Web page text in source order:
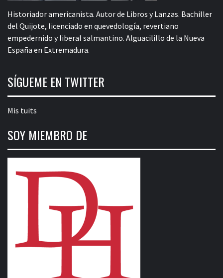
Historiador americanista. Autor de Libros y Lanzas. Bachiller
del Quijote, licenciado en quevedología, revertiano
empedernido y liberal salmantino. Alguacilillo de la Nueva
España en Extremadura.
SÍGUEME EN TWITTER
Mis tuits
SOY MIEMBRO DE